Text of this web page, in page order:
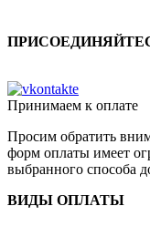
Принимаем к оплате
Просим обратить
форм оплаты имеет
выбранного способа
ВИДЫ ОПЛАТЫ